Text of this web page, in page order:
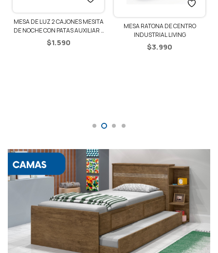
MESA DE LUZ 2 CAJONES MESITA
DE NOCHE CON PATAS AUXILIAR –
BLANCO
$1.590
MESA RATONA DE CENTRO
INDUSTRIAL LIVING
$3.990